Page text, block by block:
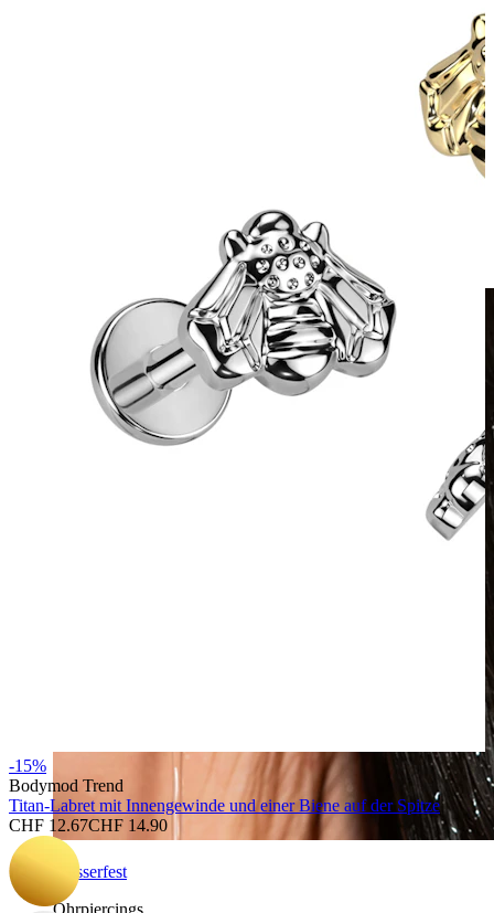
Wasserfest
Ohrpiercings
-15%
Bodymod Trend
Titan-Labret mit Innengewinde und einer Biene auf der Spitze
CHF 12.67CHF 14.90